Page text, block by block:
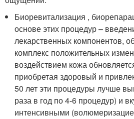
Биоревитализация ,
основе этих процедур –
лекарственных компонентов,
комплекс положительных
воздействием кожа
приобретая здоровый и
50 лет эти процедуры лучше
раза в год по 4-6 процедур) и
интенсивными